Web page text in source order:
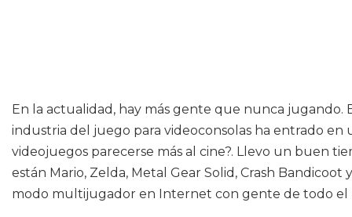
En la actualidad, hay más gente que nunca jugando.
industria del juego para videoconsolas ha entrado
videojuegos parecerse más al cine?. Llevo un buen
están Mario, Zelda, Metal Gear Solid, Crash
modo multijugador en Internet con gente de todo el